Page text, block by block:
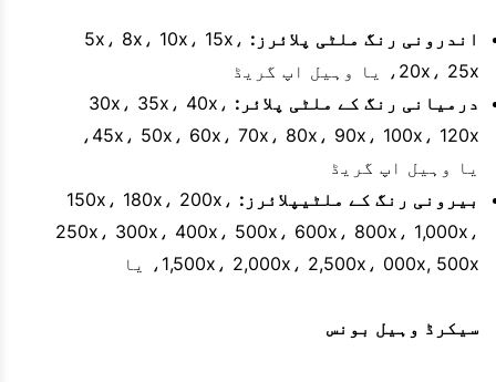
اندرونی رنگ ملٹی پلائرز: 5x، 8x، 10x، 15x،
20x، 25x، یا وہیل اپ گریڈ
درمیانی رنگ کے ملٹی پلائر: 30x، 35x، 40x،
45x، 50x، 60x، 70x، 80x، 90x، 100x، 120x،
یا وہیل اپ گریڈ
بیرونی رنگ کے ملٹیپلائرز: 150x، 180x، 200x،
250x، 300x، 400x، 500x، 600x، 800x، 1,000x،
1,500x، 2,000x، 2,500x، 000x, 500x، یا
سیکرڈ وہیل بونس